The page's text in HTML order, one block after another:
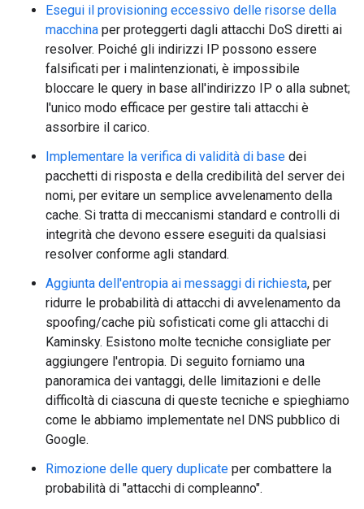
Esegui il provisioning eccessivo delle risorse della
macchina per proteggerti dagli attacchi DoS diretti ai
resolver. Poiché gli indirizzi IP possono essere
falsificati per i malintenzionati, è impossibile
bloccare le query in base all'indirizzo IP o alla subnet;
l'unico modo efficace per gestire tali attacchi è
assorbire il carico.
Implementare la verifica di validità di base dei
pacchetti di risposta e della credibilità del server dei
nomi, per evitare un semplice avvelenamento della
cache. Si tratta di meccanismi standard e controlli di
integrità che devono essere eseguiti da qualsiasi
resolver conforme agli standard.
Aggiunta dell'entropia ai messaggi di richiesta, per
ridurre le probabilità di attacchi di avvelenamento da
spoofing/cache più sofisticati come gli attacchi di
Kaminsky. Esistono molte tecniche consigliate per
aggiungere l'entropia. Di seguito forniamo una
panoramica dei vantaggi, delle limitazioni e delle
difficoltà di ciascuna di queste tecniche e spieghiamo
come le abbiamo implementate nel DNS pubblico di
Google.
Rimozione delle query duplicate per combattere la
probabilità di "attacchi di compleanno".